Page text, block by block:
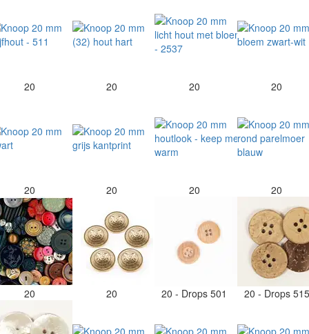
20 20 20 20
20 20 20 20
20 20 20 - Drops 501 20 - Drops